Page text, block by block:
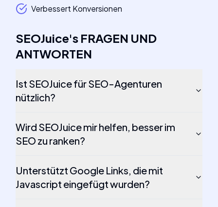
Verbessert Konversionen
SEOJuice's FRAGEN UND
ANTWORTEN
Ist SEOJuice für SEO-Agenturen
nützlich?
Wird SEOJuice mir helfen, besser im
SEO zu ranken?
Unterstützt Google Links, die mit
Javascript eingefügt wurden?